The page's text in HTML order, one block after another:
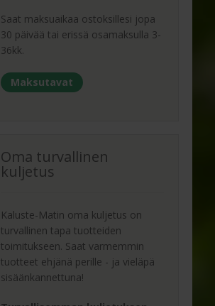
Saat maksuaikaa ostoksillesi jopa
30 päivää tai erissä osamaksulla 3-
36kk.
Maksutavat
Oma turvallinen
kuljetus
Kaluste-Matin oma kuljetus on
turvallinen tapa tuotteiden
toimitukseen. Saat varmemmin
tuotteet ehjänä perille - ja vieläpä
sisäänkannettuna!